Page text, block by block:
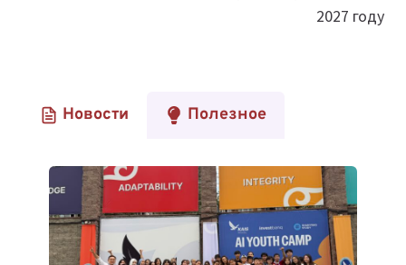
2027 году
Новости Полезное